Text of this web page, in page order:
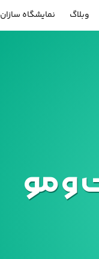
وبلاگ نمایشگاه سازان
و مو